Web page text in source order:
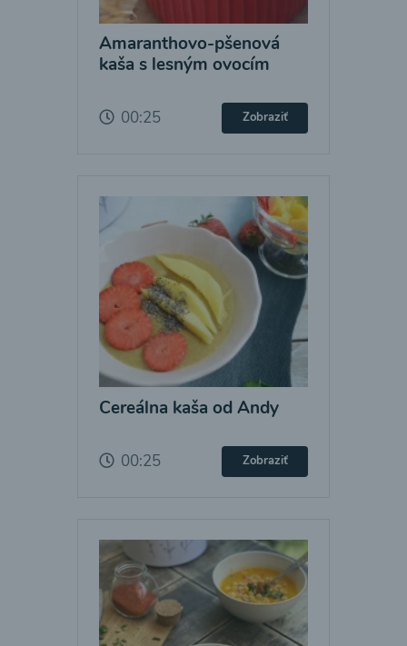
Amaranthovo-pšenová
kaša s lesným ovocím
00:25 Zobraziť
Cereálna kaša od Andy
00:25 Zobraziť